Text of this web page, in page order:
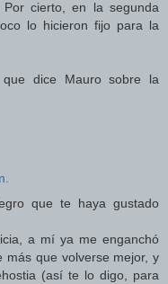
cierto, en la segunda
lo hicieron fijo para la
dice Mauro sobre la
que te haya gustado
a mí ya me enganchó
que volverse mejor, y
(así te lo digo, para